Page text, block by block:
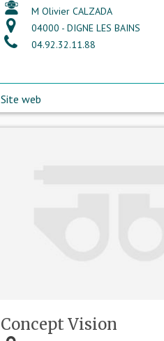
M Olivier CALZADA
04000 - DIGNE LES BAINS
04.92.32.11.88
Site web
Concept Vision